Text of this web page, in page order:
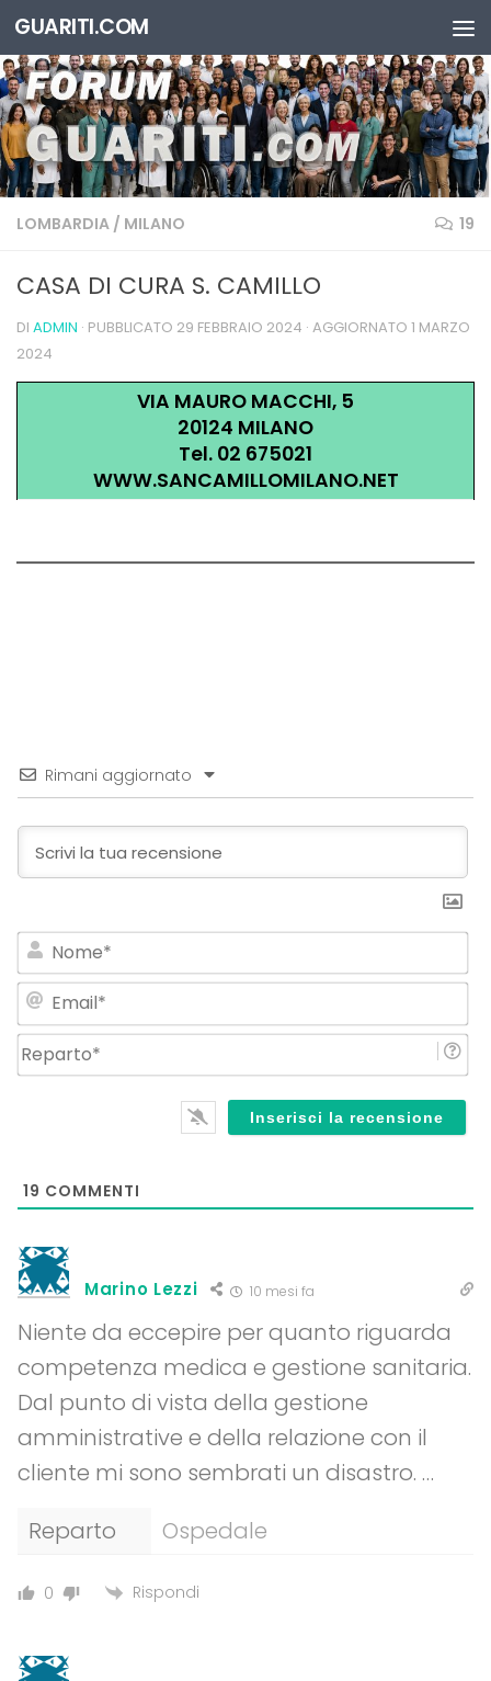
Salta al contenuto
GUARITI.COM
LOMBARDIA / MILANO 19
CASA DI CURA S. CAMILLO
DI ADMIN · PUBBLICATO 29 FEBBRAIO 2024 · AGGIORNATO 1 MARZO
2024
VIA MAURO MACCHI, 5
20124 MILANO
Tel. 02 675021
WWW.SANCAMILLOMILANO.NET
Rimani aggiornato
19 COMMENTI
Marino Lezzi 10 mesi fa
Niente da eccepire per quanto riguarda
competenza medica e gestione sanitaria.
Dal punto di vista della gestione
amministrative e della relazione con il
cliente mi sono sembrati un disastro. …
Reparto
Ospedale
0 Rispondi